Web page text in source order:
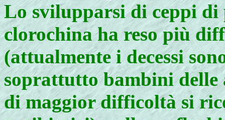
Lo svilupparsi di ceppi di
clorochina ha reso più
(attualmente i decessi
soprattutto bambini
di maggior difficoltà si